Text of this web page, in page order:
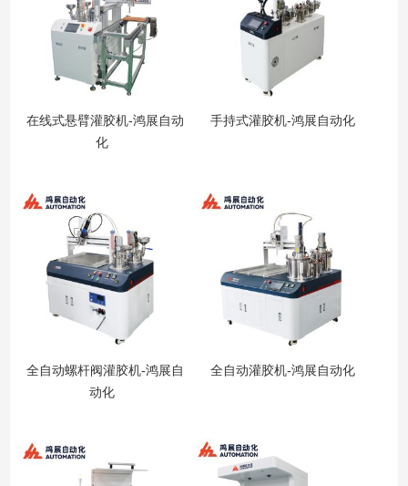
在线式悬臂灌胶机-鸿展自动
化
手持式灌胶机-鸿展自动化
全自动螺杆阀灌胶机-鸿展自
动化
全自动灌胶机-鸿展自动化